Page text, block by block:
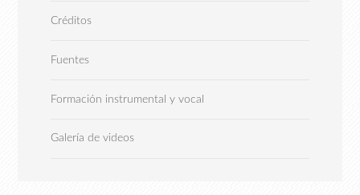
Créditos
Fuentes
Formación instrumental y vocal
Galería de videos